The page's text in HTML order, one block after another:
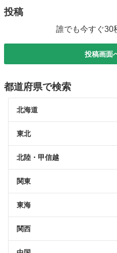
投稿
誰でも今すぐ30
投稿画面
都道府県で検索
北海道
東北
北陸・甲信越
関東
東海
関西